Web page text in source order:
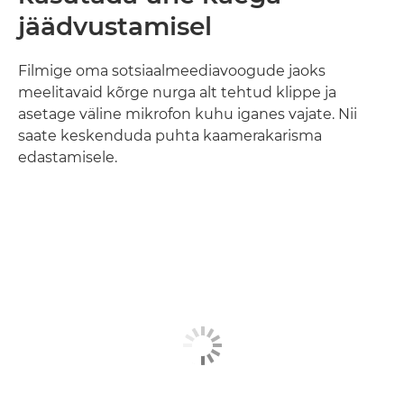
jäädvustamisel
Filmige oma sotsiaalmeediavoogude jaoks
meelitavaid kõrge nurga alt tehtud klippe ja
asetage väline mikrofon kuhu iganes vajate. Nii
saate keskenduda puhta kaamerakarisma
edastamisele.